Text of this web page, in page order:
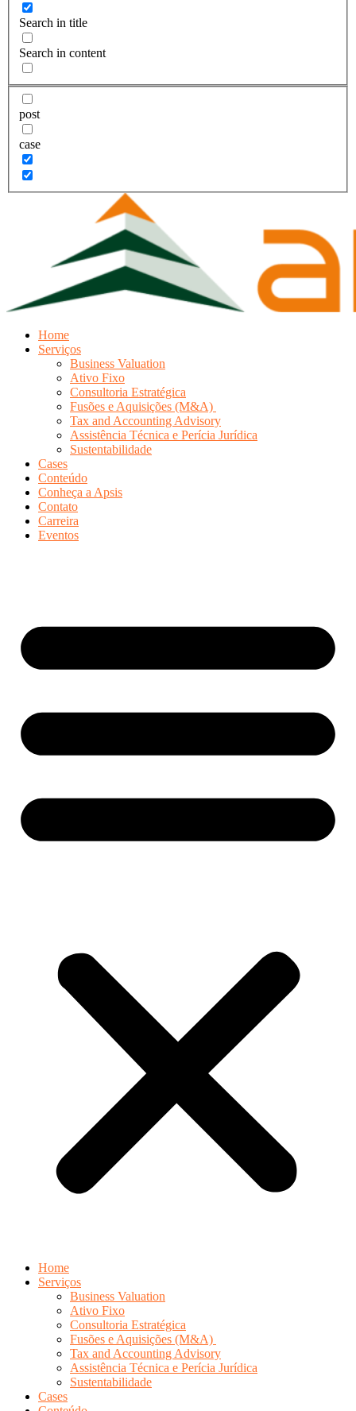
Search in title
Search in content
post
case
Home
Serviços
Business Valuation
Ativo Fixo
Consultoria Estratégica
Fusões e Aquisições (M&A)
Tax and Accounting Advisory
Assistência Técnica e Perícia Jurídica
Sustentabilidade
Cases
Conteúdo
Conheça a Apsis
Contato
Carreira
Eventos
Home
Serviços
Business Valuation
Ativo Fixo
Consultoria Estratégica
Fusões e Aquisições (M&A)
Tax and Accounting Advisory
Assistência Técnica e Perícia Jurídica
Sustentabilidade
Cases